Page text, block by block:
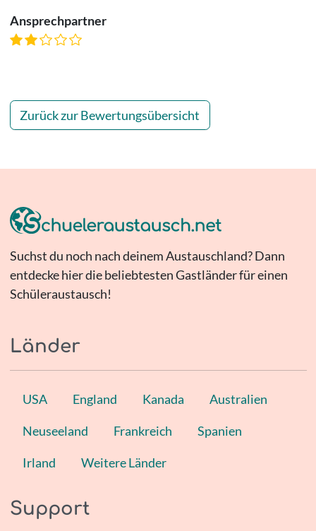
Ansprechpartner
Zurück zur Bewertungsübersicht
Suchst du noch nach deinem Austauschland? Dann
entdecke hier die beliebtesten Gastländer für einen
Schüleraustausch!
Länder
USA England Kanada Australien
Neuseeland Frankreich Spanien
Irland Weitere Länder
Support